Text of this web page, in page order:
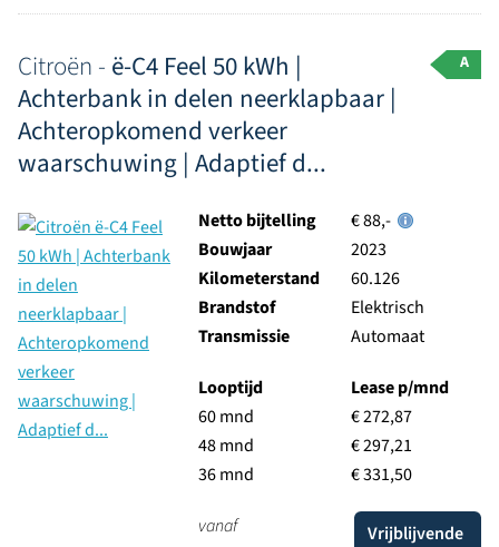
Citroën - ë-C4 Feel 50 kWh |
Achterbank in delen neerklapbaar |
Achteropkomend verkeer
waarschuwing | Adaptief d...
A
Netto bijtelling
€ 88,-
Bouwjaar
2023
Kilometerstand
60.126
Brandstof
Elektrisch
Transmissie
Automaat
Looptijd
60 mnd
48 mnd
36 mnd
Lease p/mnd
€ 272,87
€ 297,21
€ 331,50
vanaf Vrijblijvende